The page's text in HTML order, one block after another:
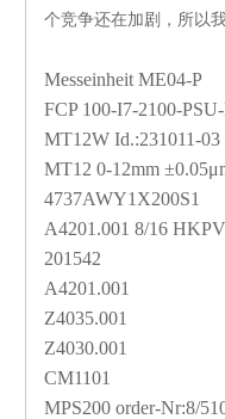
个竞争还在加剧，所以
Messeinheit ME04-P
FCP 100-I7-2100-
MT12W Id.:231011-03
MT12 0-12mm
4737AWY1X200S1
A4201.001 8/16 HKPV
201542
A4201.001
Z4035.001
Z4030.001
CM1101
MPS200 order-Nr:8/